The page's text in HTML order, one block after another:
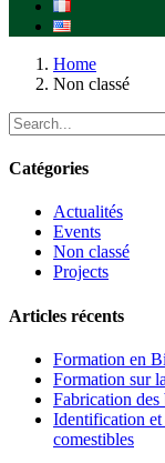
Home
Non classé
Catégories
Actualités
Events
Non classé
Projects
Articles récents
Formation en
Formation sur
Fabrication
Identification et
comestibles